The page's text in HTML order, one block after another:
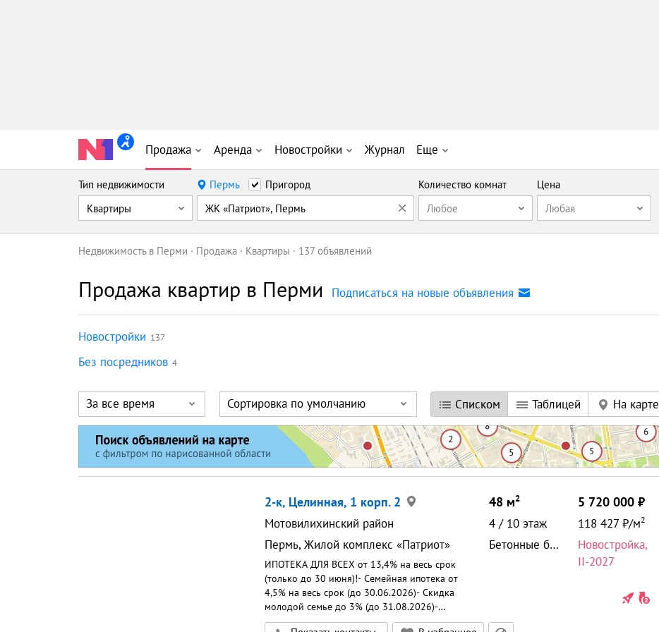
Продажа Аренда Новостройки Журнал Еще
Тип недвижимости
Квартиры
Пермь
Пригород
ЖК «Патриот», Пермь
Количество комнат
Любое
Цена
Любая
Недвижимость в Перми Продажа Квартиры 137 объявлений
Продажа квартир в Перми Подписаться на новые объявления
Новостройки 137
Без посредников 4
За все время Сортировка по умолчанию Списком Таблицей На карте
2-к, Целинная, 1 корп. 2
Мотовилихинский район
Пермь, Жилой комплекс «Патриот»
ИПОТЕКА ДЛЯ ВСЕХ от 13,4% на весь срок
(только до 30 июня)!- Семейная ипотека от
4,5% на весь срок (до 30.06.2026)- Скидка
молодой семье до 3% (до 31.08.2026)-
Ипотека 10,5% для всех (до 30.06.2026)-
48 м2
4 / 10 этаж
Бетонные блоки
5 720 000
118 427 /м2
Новостройка,
II-2027